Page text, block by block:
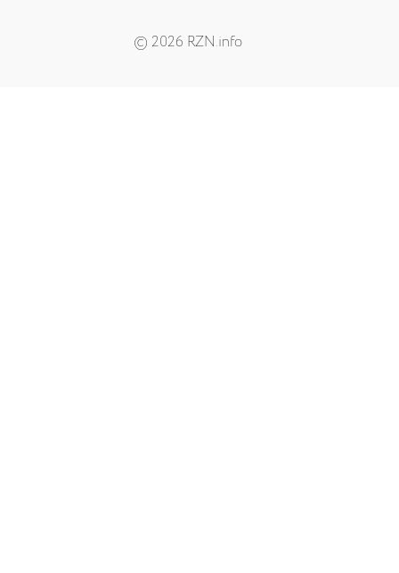
© 2026 RZN.info